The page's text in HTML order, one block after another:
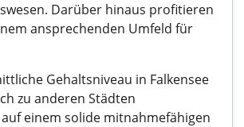
Darüber hinaus profitieren
ansprechenden Umfeld für
Gehaltsniveau in Falkensee
zu anderen Städten
einem solide mitnahmefähigen